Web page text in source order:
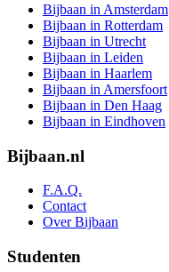
Bijbaan in Amsterdam
Bijbaan in Rotterdam
Bijbaan in Utrecht
Bijbaan in Leiden
Bijbaan in Haarlem
Bijbaan in Amersfoort
Bijbaan in Den Haag
Bijbaan in Eindhoven
Bijbaan.nl
F.A.Q.
Contact
Over Bijbaan
Studenten